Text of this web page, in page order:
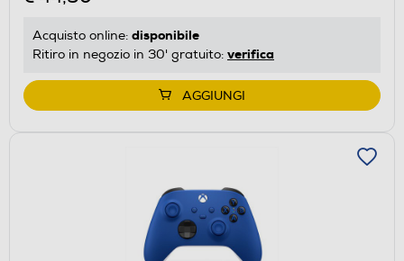
Acquisto online: disponibile
Ritiro in negozio in 30' gratuito: verifica
AGGIUNGI